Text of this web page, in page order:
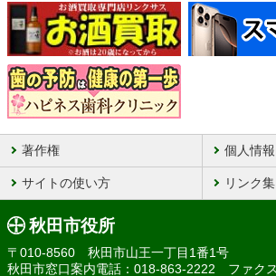
著作権 個人情
サイトの使い方 リンク集
秋田市役所
〒010-8560 秋田市山王一丁目1番1号
秋田市窓口案内電話：018-863-2222 ファク